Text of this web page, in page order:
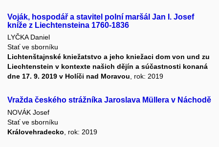
Voják, hospodář a stavitel polní maršál Jan I. Josef
kníže z Liechtensteina 1760-1836
LYČKA Daniel
Stať ve sborníku
Lichtenštajnské kniežatstvo a jeho kniežaci dom von und zu
Liechtenstein v kontexte našich dějín a súčastnosti konaná
dne 17. 9. 2019 v Holíči nad Moravou, rok: 2019
Vražda českého strážníka Jaroslava Müllera v Náchodě
NOVÁK Josef
Stať ve sborníku
Královehradecko , rok: 2019